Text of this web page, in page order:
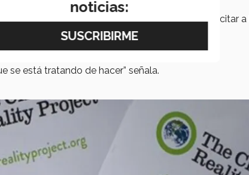
internacionales con la finalidad de capacitar a
la participación ciudadana
del cambio climático.
se está tratando de hacer” señala.
noticias: